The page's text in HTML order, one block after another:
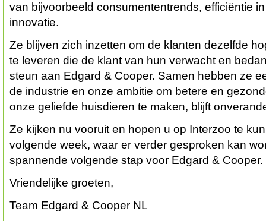
van bijvoorbeeld consumententrends, efficiëntie
innovatie.
Ze blijven zich inzetten om de klanten dezelfde
te leveren die de klant van hun verwacht en
steun aan Edgard & Cooper. Samen hebben ze
de industrie en onze ambitie om betere en
onze geliefde huisdieren te maken, blijft
Ze kijken nu vooruit en hopen u op Interzoo te
volgende week, waar er verder gesproken kan
spannende volgende stap voor Edgard & Cooper.
Vriendelijke groeten,
Team Edgard & Cooper NL